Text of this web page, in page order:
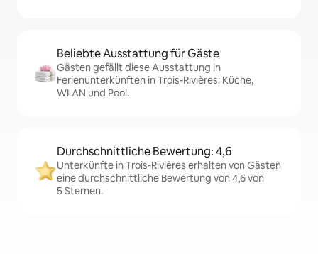
Beliebte Ausstattung für Gäste
Gästen gefällt diese Ausstattung in
Ferienunterkünften in Trois-Rivières: Küche,
WLAN und Pool.
Durchschnittliche Bewertung: 4,6
Unterkünfte in Trois-Rivières erhalten von Gästen
eine durchschnittliche Bewertung von 4,6 von
5 Sternen.